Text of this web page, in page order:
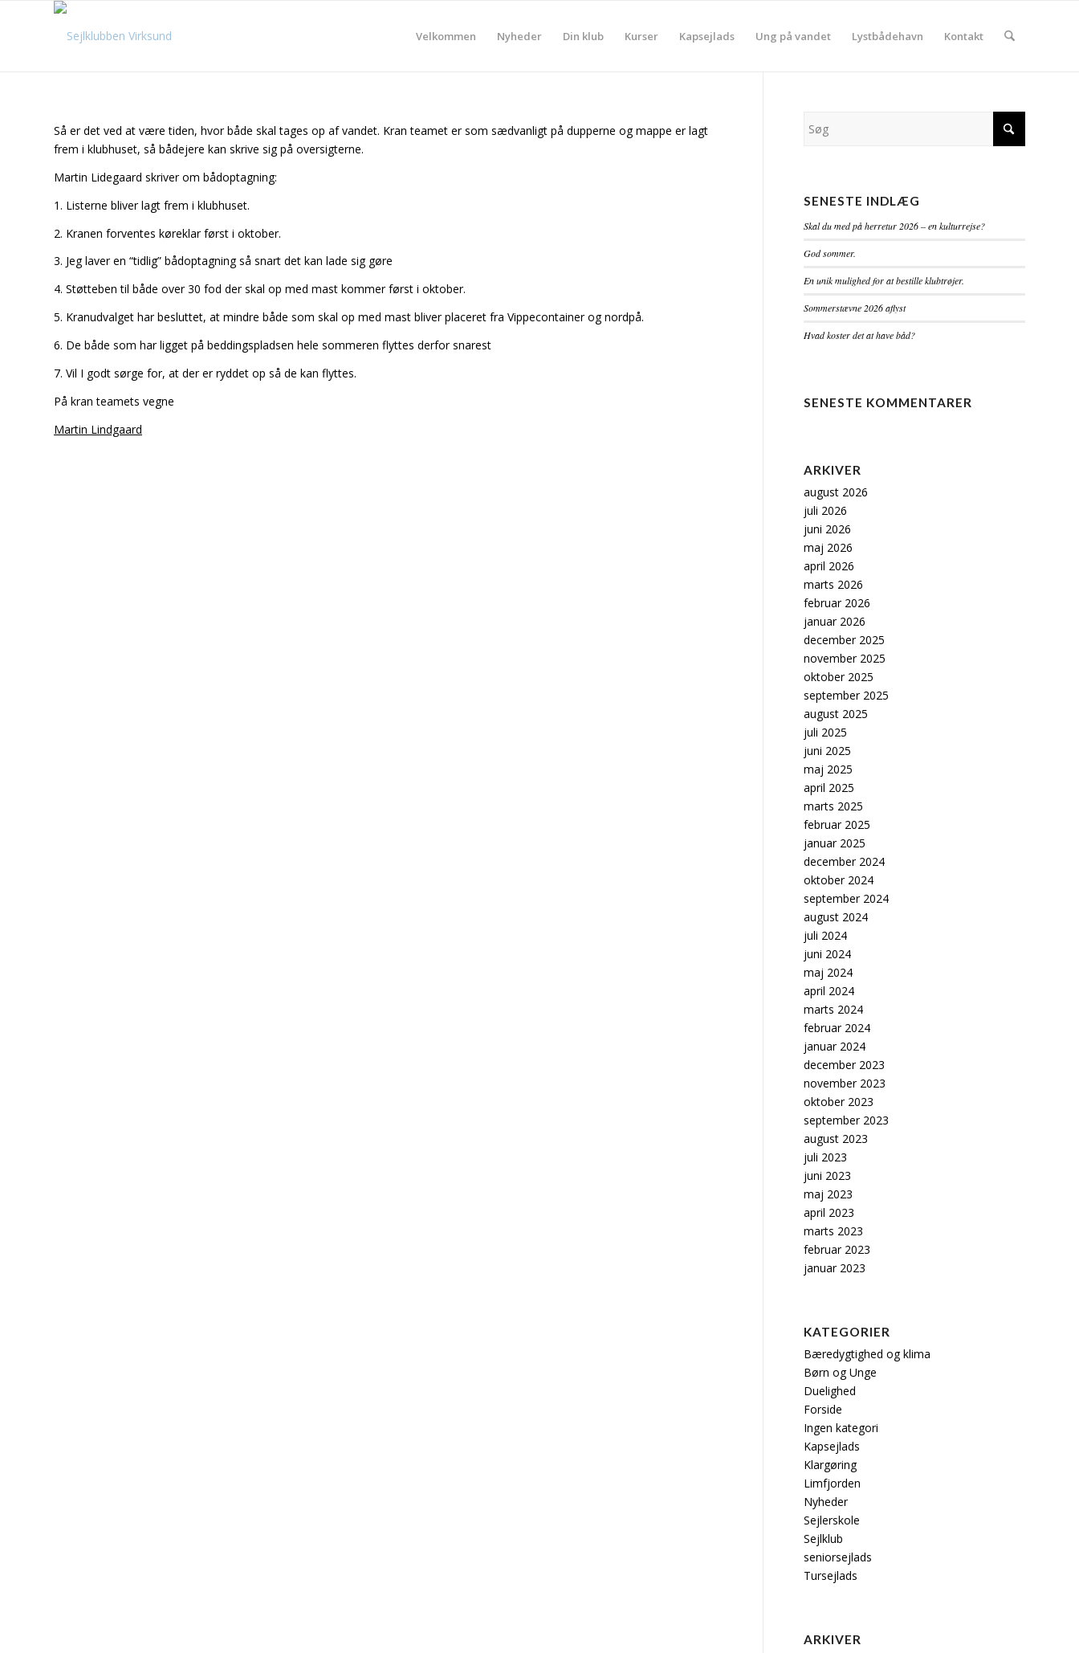
Velkommen Nyheder Din klub Kurser Kapsejlads Ung på vandet Lystbådehavn Kontakt
Så er det ved at være tiden, hvor både skal tages op af vandet. Kran teamet er som sædvanligt på dupperne og mappe er lagt
frem i klubhuset, så bådejere kan skrive sig på oversigterne.
Martin Lidegaard skriver om bådoptagning:
1. Listerne bliver lagt frem i klubhuset.
2. Kranen forventes køreklar først i oktober.
3. Jeg laver en “tidlig” bådoptagning så snart det kan lade sig gøre
4. Støtteben til både over 30 fod der skal op med mast kommer først i oktober.
5. Kranudvalget har besluttet, at mindre både som skal op med mast bliver placeret fra Vippecontainer og nordpå.
6. De både som har ligget på beddingspladsen hele sommeren flyttes derfor snarest
7. Vil I godt sørge for, at der er ryddet op så de kan flyttes.
På kran teamets vegne
Martin Lindgaard
SENESTE INDLÆG
Skal du med på herretur 2026 – en kulturrejse?
God sommer.
En unik mulighed for at bestille klubtrøjer.
Sommerstævne 2026 aflyst
Hvad koster det at have båd?
SENESTE KOMMENTARER
ARKIVER
august 2026
juli 2026
juni 2026
maj 2026
april 2026
marts 2026
februar 2026
januar 2026
december 2025
november 2025
oktober 2025
september 2025
august 2025
juli 2025
juni 2025
maj 2025
april 2025
marts 2025
februar 2025
januar 2025
december 2024
oktober 2024
september 2024
august 2024
juli 2024
juni 2024
maj 2024
april 2024
marts 2024
februar 2024
januar 2024
december 2023
november 2023
oktober 2023
september 2023
august 2023
juli 2023
juni 2023
maj 2023
april 2023
marts 2023
februar 2023
januar 2023
KATEGORIER
Bæredygtighed og klima
Børn og Unge
Duelighed
Forside
Ingen kategori
Kapsejlads
Klargøring
Limfjorden
Nyheder
Sejlerskole
Sejlklub
seniorsejlads
Tursejlads
ARKIVER